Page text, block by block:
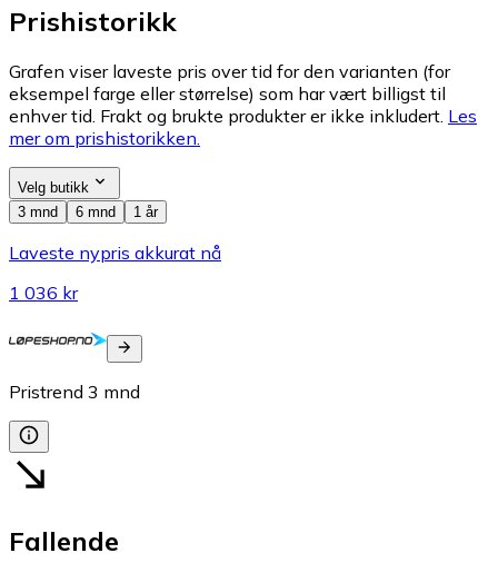
Prishistorikk
Grafen viser laveste pris over tid for den varianten (for
eksempel farge eller størrelse) som har vært billigst til
enhver tid. Frakt og brukte produkter er ikke inkludert. Les
mer om prishistorikken.
Velg butikk
3 mnd
6 mnd 1 år
Laveste nypris akkurat nå
1 036 kr
Pristrend 3 mnd
Fallende